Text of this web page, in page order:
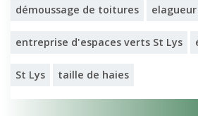
démoussage de toitures
entreprise d'espaces verts St Lys
St Lys taille de haies